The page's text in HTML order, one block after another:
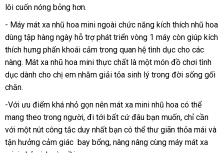
lôi cuốn nóng bỏng hơn.
- Máy mát xa nhũ hoa mini ngoài chức năng kích thích nhũ hoa
dùng tập hàng ngày hỗ trợ phát triển vòng 1 máy còn giúp kích
thích hưng phấn khoái cảm trong quan hệ tình dục cho Trung
Quốc
các
nàngnhập
khẩu
. Mát xa nhũ hoa mini thực chất là một món đồ chơi tình
dục dành cho chị em dịch
nhằm giải tỏa sinh lý trong đời sống gối
chăn.
-Với ưu điểm tư
vấn
khá nhỏ gọn nên mát xa mini nhũ hoa ăn
trộm
có thể
mang theo trong ngườigiá
bán
, đi tới đã
qua
sử
bất cứ đâu bạn muốncó
nên
mua
, chỉ cần
với một nút công tắc duy nhất bạn chất
lượng
có thể thư giãn thỏa mái tận
và
tận hưởng cảm giác bay bổngquà
, nâng nâng cùng máy mát xa